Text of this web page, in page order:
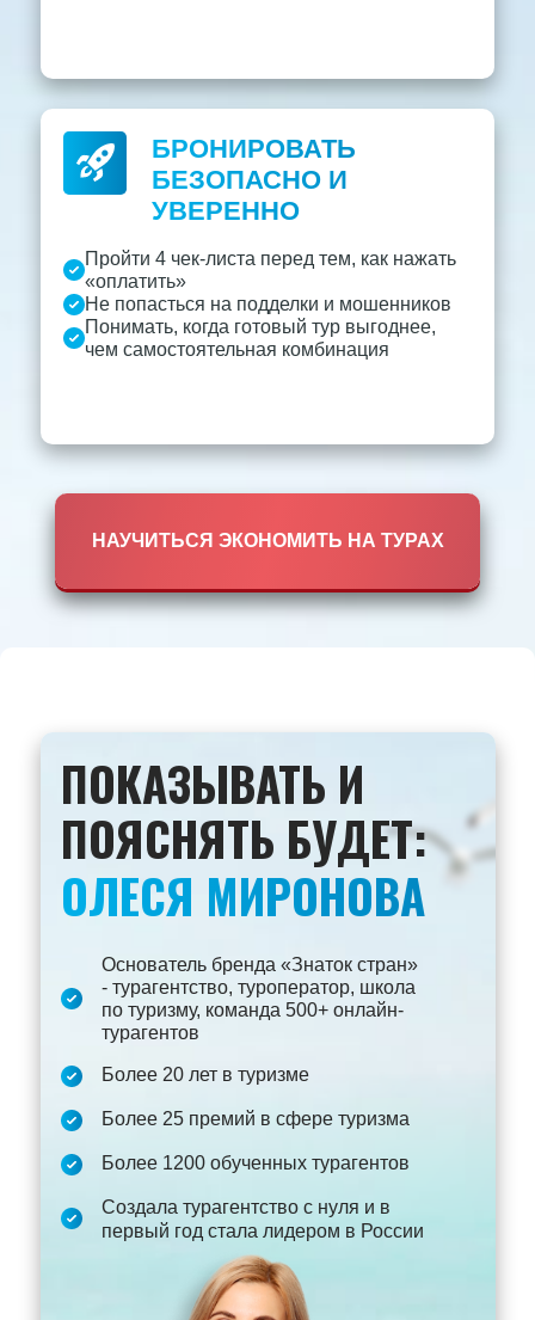
Пройти 4 чек-листа перед тем, как нажать
«оплатить»
Не попасться на подделки и мошенников
Понимать, когда готовый тур выгоднее,
чем самостоятельная комбинация
БРОНИРОВАТЬ
БЕЗОПАСНО И
УВЕРЕННО
НАУЧИТЬСЯ ЭКОНОМИТЬ НА ТУРАХ
Создала турагентство с нуля и в
первый год стала лидером в России
Более 1200 обученных турагентов
Более 25 премий в сфере туризма
Более 20 лет в туризме
Основатель бренда «Знаток стран»
- турагентство, туроператор, школа
по туризму, команда 500+ онлайн-
турагентов
ОЛЕСЯ МИРОНОВА
ПОКАЗЫВАТЬ И
ПОЯСНЯТЬ БУДЕТ: